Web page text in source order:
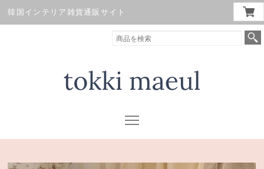
韓国インテリア雑貨通販サイト